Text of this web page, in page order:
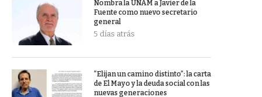
Nombra la UNAM a Javier de la
Fuente como nuevo secretario
general
5 días atrás
“Elijan un camino distinto”: la carta
de El Mayo y la deuda social con las
nuevas generaciones